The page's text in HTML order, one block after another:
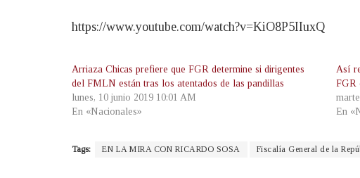
https://www.youtube.com/watch?v=KiO8P5IIuxQ
Arriaza Chicas prefiere que FGR determine si dirigentes
del FMLN están tras los atentados de las pandillas
lunes, 10 junio 2019 10:01 AM
En «Nacionales»
Así
FGR
En
Tags: EN LA MIRA CON RICARDO SOSA Fiscalía General de la